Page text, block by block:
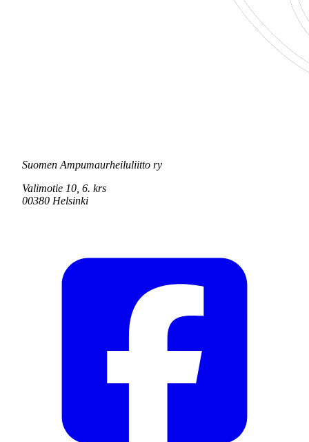
Suomen Ampumaurheiluliitto ry
Valimotie 10, 6. krs
00380 Helsinki